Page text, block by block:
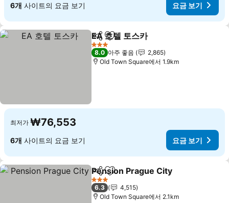
6개 사이트의 요금 보기 요금 보기
공유 즐겨찾기에 추가
EA 호텔 토스카
3 성급
8.0 아주 좋음
2,865
Old Town Square에서 1.9km
최저가 ₩76,553
6개 사이트의 요금 보기 요금 보기
공유 즐겨찾기에 추가
Pension Prague City
3 성급
6.3
4,515
Old Town Square에서 2.1km